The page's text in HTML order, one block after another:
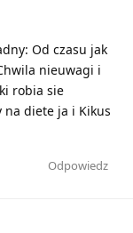
Od czasu jak
nieuwagi i
robia sie
na diete ja i Kikus
Odpowiedz